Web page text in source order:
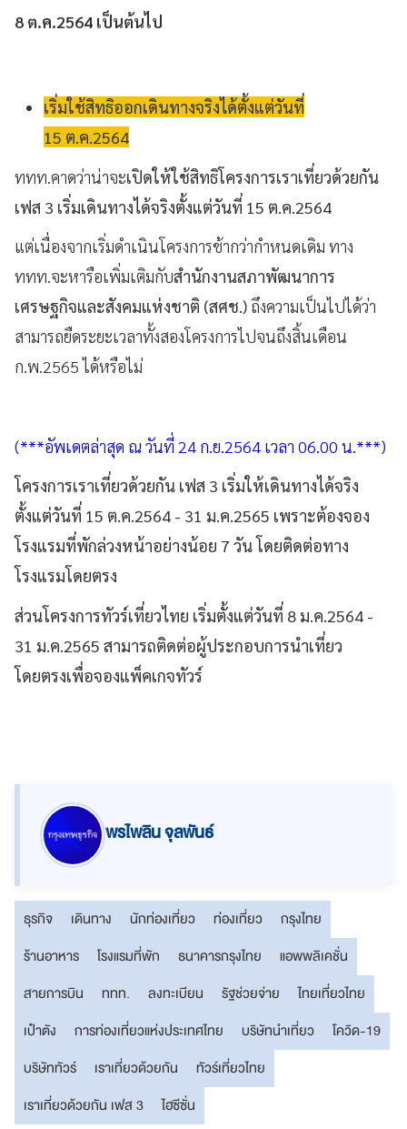
8 ต.ค.2564 เป็นต้นไป
เริ่มใช้สิทธิออกเดินทางจริงได้ตั้งแต่วันที่
15 ต.ค.2564
ททท.คาดว่าน่าจะเปิดให้ใช้สิทธิโครงการเราเที่ยวด้วยกัน
เฟส 3 เริ่มเดินทางได้จริงตั้งแต่วันที่ 15 ต.ค.2564
แต่เนื่องจากเริ่มดำเนินโครงการช้ากว่ากำหนดเดิม ทาง
ททท.จะหารือเพิ่มเติมกับสำนักงานสภาพัฒนาการ
เศรษฐกิจและสังคมแห่งชาติ (สศช.) ถึงความเป็นไปได้ว่า
สามารถยืดระยะเวลาทั้งสองโครงการไปจนถึงสิ้นเดือน
ก.พ.2565 ได้หรือไม่
(***อัพเดตล่าสุด ณ วันที่ 24 ก.ย.2564 เวลา 06.00 น.***)
โครงการเราเที่ยวด้วยกัน เฟส 3 เริ่มให้เดินทางได้จริง
ตั้งแต่วันที่ 15 ต.ค.2564 - 31 ม.ค.2565 เพราะต้องจอง
โรงแรมที่พักล่วงหน้าอย่างน้อย 7 วัน โดยติดต่อทาง
โรงแรมโดยตรง
ส่วนโครงการทัวร์เที่ยวไทย เริ่มตั้งแต่วันที่ 8 ม.ค.2564 -
31 ม.ค.2565 สามารถติดต่อผู้ประกอบการนำเที่ยว
โดยตรงเพื่อจองแพ็คเกจทัวร์
พรไพลิน จุลพันธ์
ธุรกิจ เดินทาง นักท่องเที่ยว ท่องเที่ยว
กรุงไทย
ร้านอาหาร
โรงแรมที่พัก ธนาคารกรุงไทย
แอพพลิเคชั่น
สายการบิน
ททท. ลงทะเบียน รัฐช่วยจ่าย
ไทยเที่ยวไทย
เป๋าตัง
การท่องเที่ยวแห่งประเทศไทย บริษัทนำเที่ยว
โควิด-19
บริษัททัวร์
เราเที่ยวด้วยกัน
ทัวร์เที่ยวไทย
เราเที่ยวด้วยกัน เฟส 3
ไฮซีซั่น